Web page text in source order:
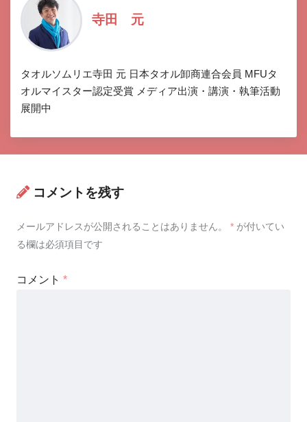
寺田 元
タオルソムリエ寺田 元 日本タオル卸商連合会員 MFUタ
オルマイスター認定受賞 メディア出演・講演・執筆活動
展開中
コメントを残す
メールアドレスが公開されることはありません。 * が付いてい
る欄は必須項目です
コメント *